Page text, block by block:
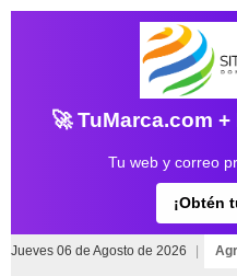
🚀 TuMarca.com
Tu web y correo
¡Obtén
Jueves 06 de Agosto de 2026